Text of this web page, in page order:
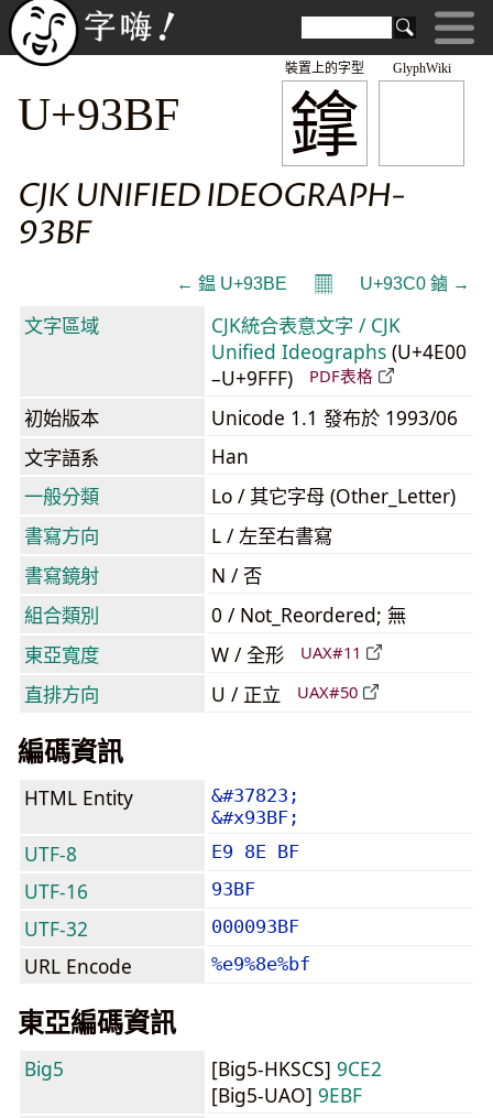
GlyphWiki
鎿
裝置上的字型
U+93BF
CJK UNIFIED IDEOGRAPH-
93BF
← 鎾 U+93BE 𝄜 U+93C0 鏀 →
文字區域
CJK統合表意文字 / CJK
Unified Ideographs (U+4E00
–U+9FFF)
PDF表格
初始版本
Unicode 1.1 發布於 1993/06
文字語系
Han
一般分類
Lo / 其它字母 (Other_Letter)
書寫方向
L / 左至右書寫
書寫鏡射
N / 否
組合類別
0 / Not_Reordered; 無
東亞寬度
W / 全形 UAX#11
直排方向 U / 正立 UAX#50
編碼資訊
HTML Entity
&#37823;
&#x93BF;
UTF-8 E9 8E BF
UTF-16 93BF
UTF-32 000093BF
URL Encode %e9%8e%bf
東亞編碼資訊
Big5 [Big5-HKSCS] 9CE2
[Big5-UAO] 9EBF